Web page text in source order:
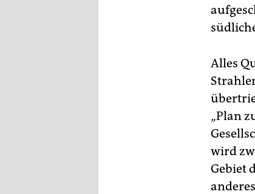
Alles
„Plan
wird
Gebiet